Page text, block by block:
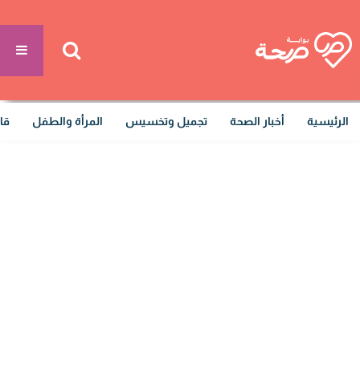
الرئيسية أخبار الصحة تجميل وتخسيس المرأة والطفل